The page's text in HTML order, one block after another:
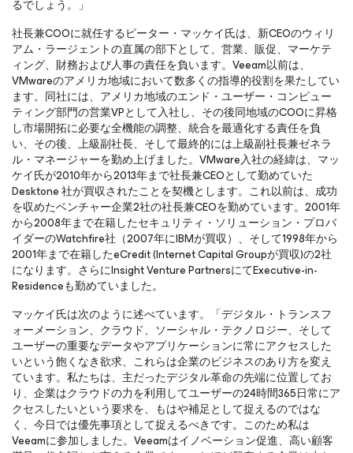
るでしょう。」
社長兼COOに就任するピーター・マッケイ氏は、新CEOのウィリ
アム・ラージェントの直属の部下として、営業、販促、マーケテ
ィング、財務および人事の責任を負います。Veeam以前は、
VMwareのアメリカ地域において数多くの指導的役割を果たしてい
ます。同社には、アメリカ地域のエンド・ユーザー・コンピュー
ティング部門の営業VPとして入社し、その後同地域のCOOに昇格
し市場開拓に必要な全機能の調整、統合を最適化する責任を負
い、その後、上級副社長、そして最終的には上級副社長兼ゼネラ
ル・マネージャーを勤め上げました。VMware入社の経緯は、マッ
ケイ氏が2010年から2013年まで社長兼CEOとして勤めていた
Desktone 社が買収されたことを契機とします。これ以前は、成功
を収めたベンチャー企業2社の社長兼CEOを勤めています。2001年
から2008年まで在籍したセキュリティ・ソリューション・プロバ
イダーのWatchfire社（2007年にIBMが買収）、そして1998年から
2001年まで在籍したeCredit (Internet Capital Groupが買収)の2社
になります。さらにInsight Venture PartnersにてExecutive-in-
Residenceも勤めていました。
マッケイ氏は次のように述べています。「デジタル・トランスフ
ォーメーション、クラウド、ソーシャル・テクノロジー、そして
ユーザーの重要なデータやアプリケーションに常にアクセスした
いという飽くなき欲求、これらは企業のビジネスのあり方を変え
ています。私たちは、主だったデジタル革命の先端に位置してお
り、企業はクラウドの力を利用してユーザーの24時間365日常にア
クセスしたいという要求を、もはや補足として捉えるのではな
く、今日では優先事項として捉えるべきです。このため私は
Veeamに参加しました。Veeamはイノベーション促進、高い顧客